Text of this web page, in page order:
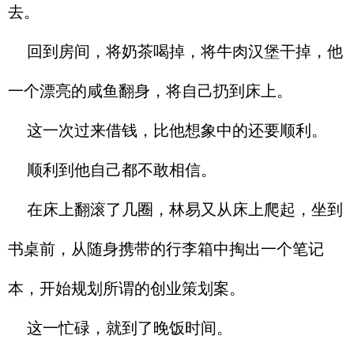
去。
回到房间，将奶茶喝掉，将牛肉汉堡干掉，他
一个漂亮的咸鱼翻身，将自己扔到床上。
这一次过来借钱，比他想象中的还要顺利。
顺利到他自己都不敢相信。
在床上翻滚了几圈，林易又从床上爬起，坐到
书桌前，从随身携带的行李箱中掏出一个笔记
本，开始规划所谓的创业策划案。
这一忙碌，就到了晚饭时间。